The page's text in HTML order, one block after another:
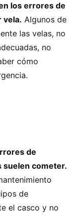
los errores de
vela. Algunos de
las velas, no
no
cómo
de
suelen cometer.
de
el casco y no